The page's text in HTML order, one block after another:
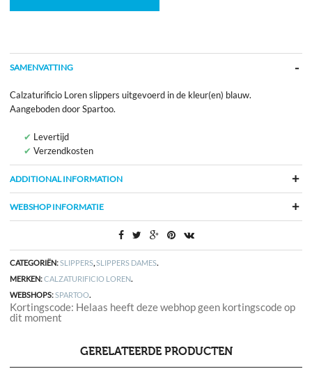
SAMENVATTING
Calzaturificio Loren slippers uitgevoerd in de kleur(en) blauw.
Aangeboden door Spartoo.
Levertijd
Verzendkosten
ADDITIONAL INFORMATION
WEBSHOP INFORMATIE
CATEGORIËN:SLIPPERS,SLIPPERS DAMES.
MERKEN:CALZATURIFICIO LOREN.
WEBSHOPS:SPARTOO.
Kortingscode: Helaas heeft deze webhop geen kortingscode op
dit moment
GERELATEERDE PRODUCTEN